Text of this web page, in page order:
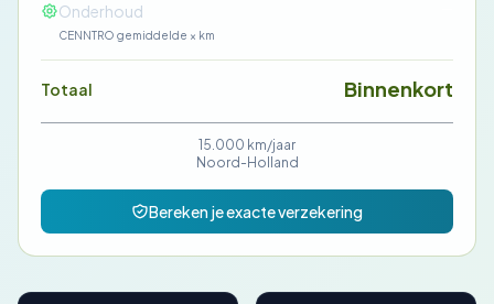
Onderhoud
CENNTRO gemiddelde × km
Totaal Binnenkort
15.000 km/jaar
Noord-Holland
Bereken je exacte verzekering